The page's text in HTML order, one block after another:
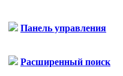
Панель управления
Расширенный поиск